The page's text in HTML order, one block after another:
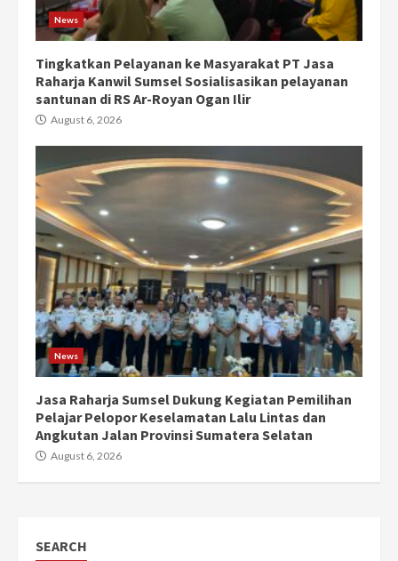
News
Tingkatkan Pelayanan ke Masyarakat PT Jasa
Raharja Kanwil Sumsel Sosialisasikan pelayanan
santunan di RS Ar-Royan Ogan Ilir
August 6, 2026
News
Jasa Raharja Sumsel Dukung Kegiatan Pemilihan
Pelajar Pelopor Keselamatan Lalu Lintas dan
Angkutan Jalan Provinsi Sumatera Selatan
August 6, 2026
SEARCH